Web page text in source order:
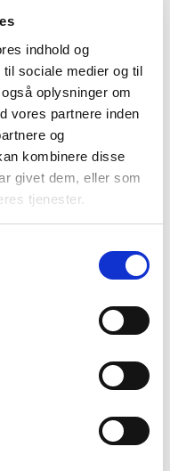
indhold og
sociale medier og til
oplysninger om
vores partnere inden
og
kombinere disse
givet dem, eller som
tjenester.